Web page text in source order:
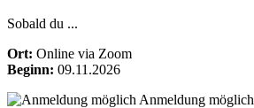
Sobald du ...
Ort: Online via Zoom
Beginn: 09.11.2026
Anmeldung möglich